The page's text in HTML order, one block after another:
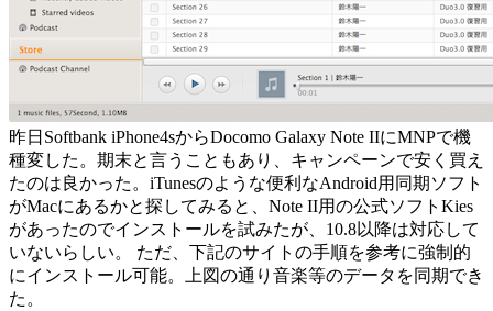
昨日Softbank iPhone4sからDocomo Galaxy Note IIにMNPで機
種変した。期末と言うこともあり、キャンペーンで安く買え
たのは良かった。iTunesのような便利なAndroid用同期ソフト
がMacにあるかと探してみると、Note II用の公式ソフトKies
があったのでインストールを試みたが、10.8以降は対応して
いないらしい。 ただ、下記のサイトの手順を参考に強制的
にインストール可能。上図の通り音楽等のデータを同期でき
た。